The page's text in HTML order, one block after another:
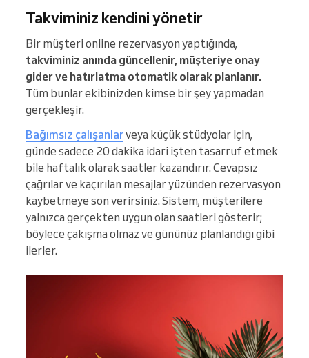
Takviminiz kendini yönetir
Bir müşteri online rezervasyon yaptığında,
takviminiz anında güncellenir, müşteriye onay
gider ve hatırlatma otomatik olarak planlanır.
Tüm bunlar ekibinizden kimse bir şey yapmadan
gerçekleşir.
Bağımsız çalışanlarveya küçük stüdyolar için,
günde sadece 20 dakika idari işten tasarruf etmek
bile haftalık olarak saatler kazandırır. Cevapsız
çağrılar ve kaçırılan mesajlar yüzünden rezervasyon
kaybetmeye son verirsiniz. Sistem, müşterilere
yalnızca gerçekten uygun olan saatleri gösterir;
böylece çakışma olmaz ve gününüz planlandığı gibi
ilerler.